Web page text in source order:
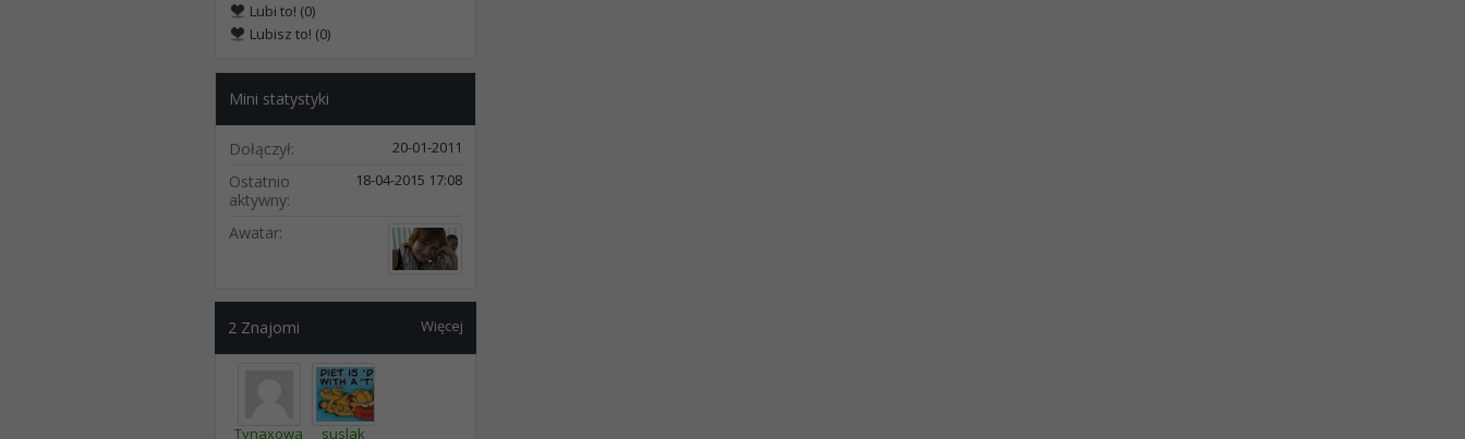
Lubi to! (0)
Lubisz to! (0)
Mini statystyki
Dołączył 20-01-2011
Ostatnio
aktywny
18-04-2015 17:08
Awatar
Więcej
2 Znajomi
Tynaxowa suslak